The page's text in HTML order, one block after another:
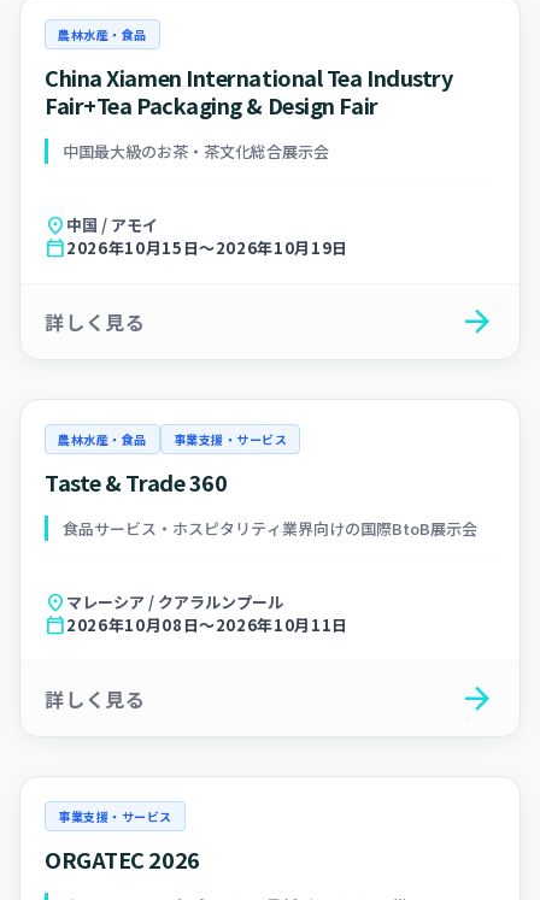
農林水産・食品
China Xiamen International Tea Industry
Fair+Tea Packaging & Design Fair
中国最大級のお茶・茶文化総合展示会
location_on 中国 / アモイ
calendar_today2026年10月15日～2026年10月19日
詳しく見る arrow_forward
農林水産・食品 事業支援・サービス
Taste & Trade 360
食品サービス・ホスピタリティ業界向けの国際BtoB展示会
location_on マレーシア / クアラルンプール
calendar_today2026年10月08日～2026年10月11日
詳しく見る arrow_forward
事業支援・サービス
ORGATEC 2026